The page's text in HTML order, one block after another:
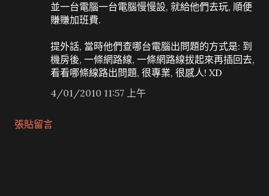
並一台電腦一台電腦慢慢設, 就給他們去玩, 順便
賺賺加班費.
提外話, 當時他們查哪台電腦出問題的方式是: 到
機房後, 一條網路線, 一條網路線拔起來再插回去,
看看哪條線路出問題, 很專業, 很感人! XD
4/01/2010 11:57 上午
張貼留言